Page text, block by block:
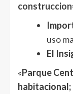
uso
El
«Parque